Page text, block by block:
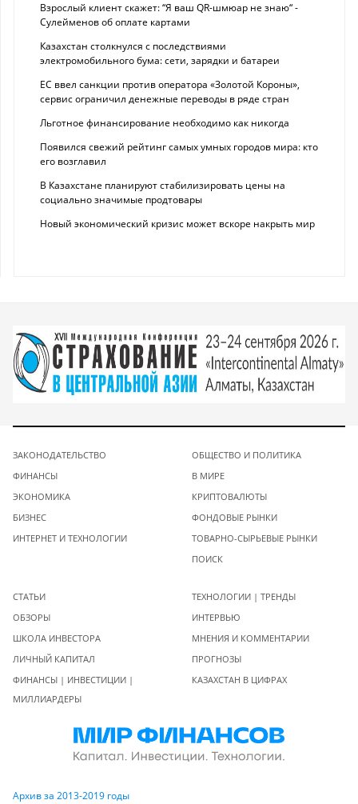
Взрослый клиент скажет: “Я ваш QR-шмюар не знаю“ -
Сулейменов об оплате картами
Казахстан столкнулся с последствиями
электромобильного бума: сети, зарядки и батареи
ЕС ввел санкции против оператора «Золотой Короны»,
сервис ограничил денежные переводы в ряде стран
Льготное финансирование необходимо как никогда
Появился свежий рейтинг самых умных городов мира: кто
его возглавил
В Казахстане планируют стабилизировать цены на
социально значимые продтовары
Новый экономический кризис может вскоре накрыть мир
ЗАКОНОДАТЕЛЬСТВО
ФИНАНСЫ
ЭКОНОМИКА
БИЗНЕС
ИНТЕРНЕТ И ТЕХНОЛОГИИ
ОБЩЕСТВО И ПОЛИТИКА
В МИРЕ
КРИПТОВАЛЮТЫ
ФОНДОВЫЕ РЫНКИ
ТОВАРНО-СЫРЬЕВЫЕ РЫНКИ
ПОИСК
СТАТЬИ
ОБЗОРЫ
ШКОЛА ИНВЕСТОРА
ЛИЧНЫЙ КАПИТАЛ
ФИНАНСЫ | ИНВЕСТИЦИИ |
МИЛЛИАРДЕРЫ
ТЕХНОЛОГИИ | ТРЕНДЫ
ИНТЕРВЬЮ
МНЕНИЯ И КОММЕНТАРИИ
ПРОГНОЗЫ
КАЗАХСТАН В ЦИФРАХ
Архив за 2013-2019 годы